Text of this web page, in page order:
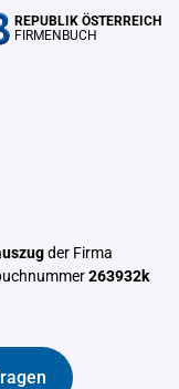
REPUBLIK ÖSTERREICH
FIRMENBUCH
der Firma
263932k